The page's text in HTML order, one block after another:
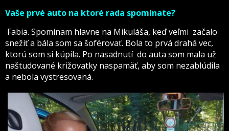
Vaše prvé auto na ktoré rada spomínate?
Fabia. Spomínam hlavne na Mikuláša, keď veľmi začalo
snežiť a bála som sa šoférovať. Bola to prvá drahá vec,
ktorú som si kúpila. Po nasadnutí do auta som mala už
naštudované križovatky naspamäť, aby som nezablúdila
a nebola vystresovaná.